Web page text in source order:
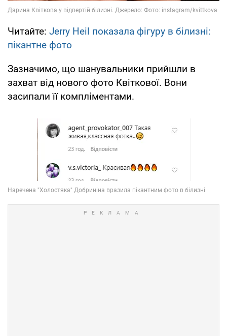
Читайте: Jerry Heil показала фігуру в білизні:
пікантне фото
Зазначимо, що шанувальники прийшли в
захват від нового фото Квіткової. Вони
засипали її компліментами.